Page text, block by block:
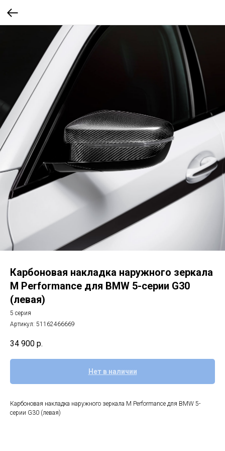
Карбоновая накладка наружного зеркала
M Performance для BMW 5-серии G30
(левая)
5 серия
Артикул: 51162466669
34 900 р.
Нет в наличии
Карбоновая накладка наружного зеркала M Performance для BMW 5-
серии G30 (левая)